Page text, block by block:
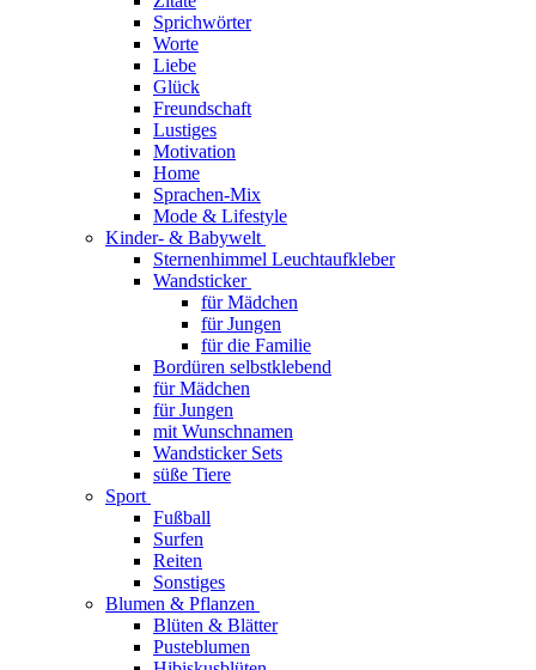
Sprichwörter
Worte
Liebe
Glück
Freundschaft
Lustiges
Motivation
Home
Sprachen-Mix
Mode & Lifestyle
Kinder- & Babywelt
Sternenhimmel Leuchtaufkleber
Wandsticker
für Mädchen
für Jungen
für die Familie
Bordüren selbstklebend
für Mädchen
für Jungen
mit Wunschnamen
Wandsticker Sets
süße Tiere
Sport
Fußball
Surfen
Reiten
Sonstiges
Blumen & Pflanzen
Blüten & Blätter
Pusteblumen